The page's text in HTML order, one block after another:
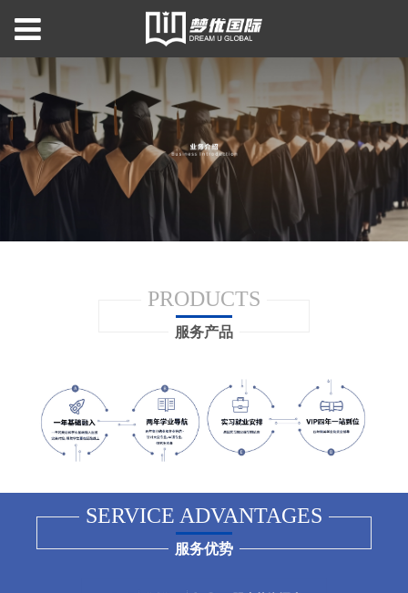
PRODUCTS
服务产品
SERVICE ADVANTAGES
服务优势